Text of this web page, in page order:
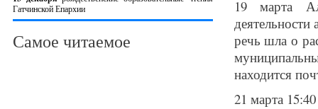
Гатчинской Епархии
Самое читаемое
19 марта
речь шла о
находится
21 марта 15:40